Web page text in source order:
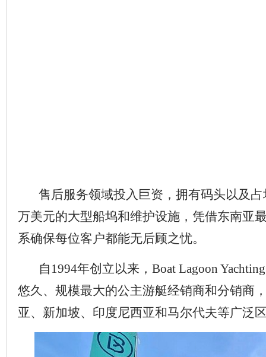
售后服务领域投入巨资，拥有码头以及占
万美元的大型船坞和维护设施，凭借东南亚
系确保每位客户都能无后顾之忧。
自1994年创立以来，Boat Lagoon
悠久、规模最大的公主游艇经销商和分销商
亚、新加坡、印度尼西亚和马尔代夫等广泛